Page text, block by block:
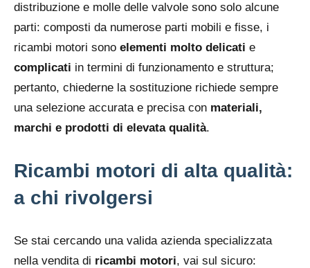
distribuzione e molle delle valvole sono solo alcune
parti: composti da numerose parti mobili e fisse, i
ricambi motori sono elementi molto delicati e
complicati in termini di funzionamento e struttura;
pertanto, chiederne la sostituzione richiede sempre
una selezione accurata e precisa con materiali,
marchi e prodotti di elevata qualità.
Ricambi motori di alta qualità:
a chi rivolgersi
Se stai cercando una valida azienda specializzata
nella vendita di ricambi motori, vai sul sicuro: